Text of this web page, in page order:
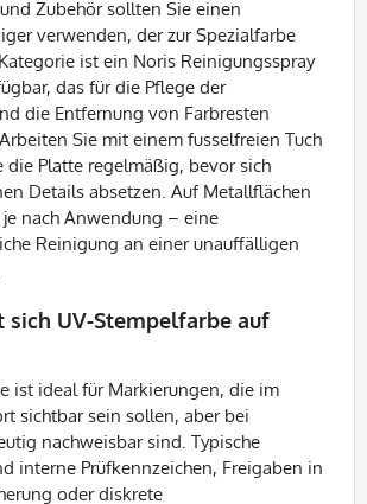
Zubehör sollten Sie einen
verwenden, der zur Spezialfarbe
ist ein Noris Reinigungsspray
das für die Pflege der
die Entfernung von Farbresten
Sie mit einem fusselfreien Tuch
die Platte regelmäßig, bevor sich
Details absetzen. Auf Metallflächen
nach Anwendung – eine
Reinigung an einer unauffälligen
sich UV-Stempelfarbe auf
ist ideal für Markierungen, die im
sichtbar sein sollen, aber bei
nachweisbar sind. Typische
interne Prüfkennzeichen, Freigaben in
oder diskrete